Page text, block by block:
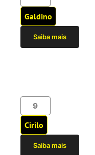
Galdino
Saiba mais
9
Cirilo
Saiba mais